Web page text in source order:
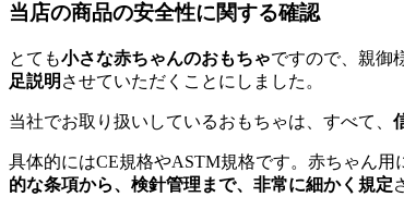
当店の商品の安全性に関する確認
とても小さな赤ちゃんのおもちゃですので、親御
足説明 させていただくことにしました。
当社でお取り扱いしているおもちゃは、すべて、
具体的にはCE規格やASTM規格です。赤ちゃん
的な条項から、検針管理まで、非常に細かく規定